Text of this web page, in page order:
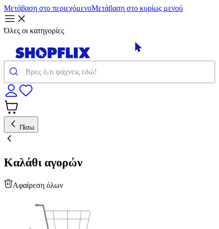
Μετάβαση στο περιεχόμενοΜετάβαση στο κυρίως μενού
Όλες οι κατηγορίες
Πίσω
Καλάθι αγορών
Αφαίρεση όλων